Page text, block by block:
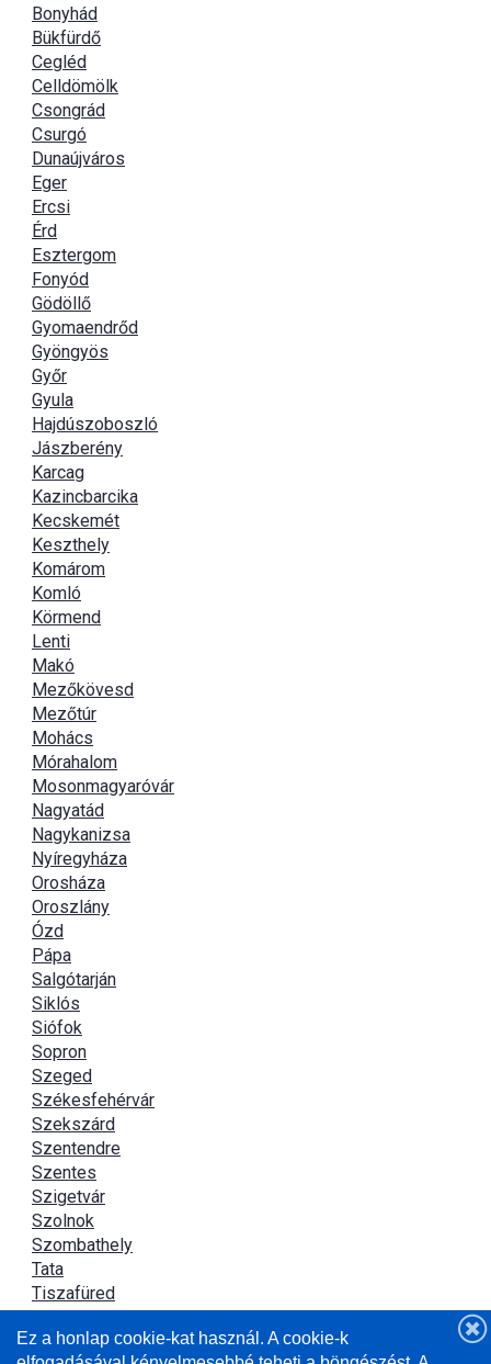
Bonyhád
Bükfürdő
Cegléd
Celldömölk
Csongrád
Csurgó
Dunaújváros
Eger
Ercsi
Érd
Esztergom
Fonyód
Gödöllő
Gyomaendrőd
Gyöngyös
Győr
Gyula
Hajdúszoboszló
Jászberény
Karcag
Kazincbarcika
Kecskemét
Keszthely
Komárom
Komló
Körmend
Lenti
Makó
Mezőkövesd
Mezőtúr
Mohács
Mórahalom
Mosonmagyaróvár
Nagyatád
Nagykanizsa
Nyíregyháza
Orosháza
Oroszlány
Ózd
Pápa
Salgótarján
Siklós
Siófok
Sopron
Szeged
Székesfehérvár
Szekszárd
Szentendre
Szentes
Szigetvár
Szolnok
Szombathely
Tata
Tiszafüred
Újszász
Ez a honlap cookie-kat használ. A cookie-k